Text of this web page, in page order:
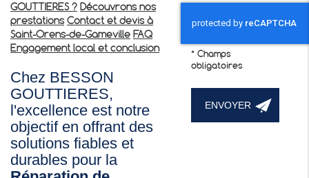
GOUTTIERES ? Découvrons nos
prestations Contact et devis à
Saint-Orens-de-Gameville FAQ
Engagement local et conclusion
Chez BESSON
GOUTTIERES,
l'excellence est notre
objectif en offrant des
solutions fiables et
durables pour la
* Champs
obligatoires